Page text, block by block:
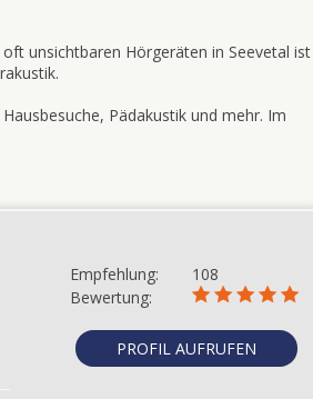
unsichtbaren Hörgeräten in Seevetal ist
Pädakustik und mehr. Im
Empfehlung:
108
Bewertung:
PROFIL AUFRUFEN